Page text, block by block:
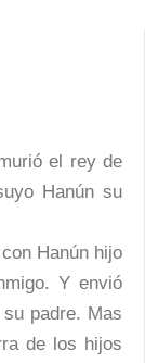
el rey de
Hanún su
Hanún hijo
Y envió
padre. Mas
de los hijos